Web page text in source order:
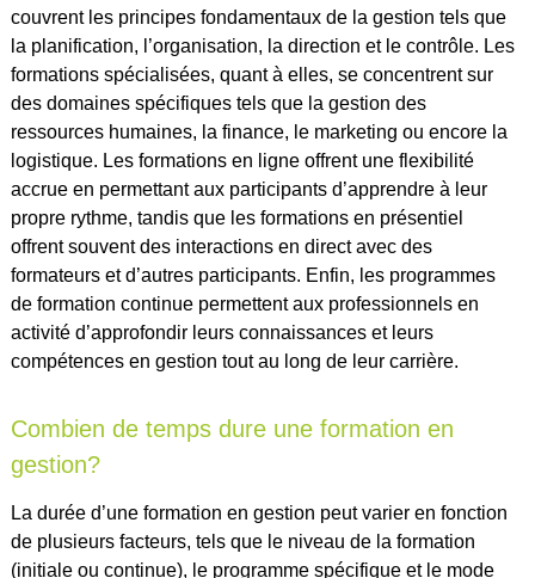
couvrent les principes fondamentaux de la gestion tels que
la planification, l’organisation, la direction et le contrôle. Les
formations spécialisées, quant à elles, se concentrent sur
des domaines spécifiques tels que la gestion des
ressources humaines, la finance, le marketing ou encore la
logistique. Les formations en ligne offrent une flexibilité
accrue en permettant aux participants d’apprendre à leur
propre rythme, tandis que les formations en présentiel
offrent souvent des interactions en direct avec des
formateurs et d’autres participants. Enfin, les programmes
de formation continue permettent aux professionnels en
activité d’approfondir leurs connaissances et leurs
compétences en gestion tout au long de leur carrière.
Combien de temps dure une formation en
gestion?
La durée d’une formation en gestion peut varier en fonction
de plusieurs facteurs, tels que le niveau de la formation
(initiale ou continue), le programme spécifique et le mode